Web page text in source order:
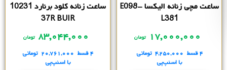
ساعت مچی زنانه الیکسا E098-
L381
۱۷,۰۰۰,۰۰۰ تومان
۴ قسط ۴,۲۵۰,۰۰۰ تومانی
با اسنپ‌پی
ساعت زنانه کلود برنارد 10231
37R BUIR
۸۳,۰۴۴,۰۰۰ تومان
۴ قسط ۲۰,۷۶۱,۰۰۰ تومانی
با اسنپ‌پی